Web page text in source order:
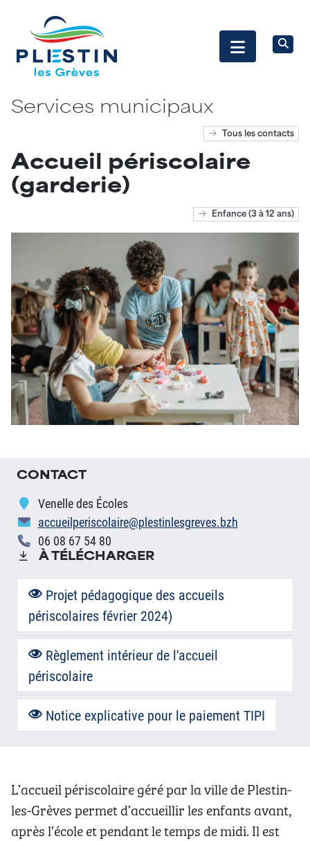
Services municipaux
Tous les contacts
Accueil périscolaire
(garderie)
Enfance (3 à 12 ans)
CONTACT
Venelle des Écoles
accueilperiscolaire@plestinlesgreves.bzh
06 08 67 54 80
À TÉLÉCHARGER
Projet pédagogique des accueils
périscolaires février 2024)
Règlement intérieur de l'accueil
périscolaire
Notice explicative pour le paiement TIPI
L’accueil périscolaire géré par la ville de Plestin-
les-Grèves permet d’accueillir les enfants avant,
après l’école et pendant le temps de midi. Il est